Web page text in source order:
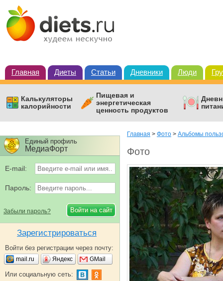
Главная Диеты Статьи Дневники Люди
Калькуляторы
калорийности
Пищевая и
энергетическая
ценность продуктов
Главная > Фото > Альбомы
Фото
Единый профиль
МедиаФорт
E-mail:
Пароль:
Забыли пароль?
Зарегистрироваться
Войти без регистрации через почту:
mail.ru Яндекс GMail
Или социальную сеть: